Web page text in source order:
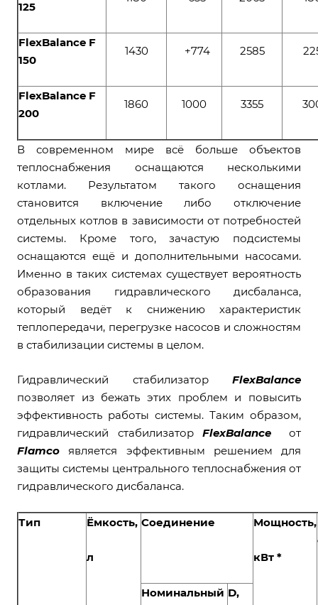
125
FlexBalance F
150
1430 +774 2585
FlexBalance F
200
1860 1000 3355
В современном мире всё больше объектов
теплоснабжения оснащаются несколькими
котлами. Результатом такого оснащения
становится включение либо отключение
отдельных котлов в зависимости от потребностей
системы. Кроме того, зачастую подсистемы
оснащаются ещё и дополнительными насосами.
Именно в таких системах существует вероятность
образования гидравлического дисбаланса,
который ведёт к снижению характеристик
теплопередачи, перегрузке насосов и сложностям
в стабилизации системы в целом.
Гидравлический стабилизатор FlexBalance
позволяет из бежать этих проблем и повысить
эффективность работы системы. Таким образом,
гидравлический стабилизатор FlexBalance от
Flamco
является эффективным решением для
защиты системы центрального теплоснабжения от
гидравлического дисбаланса.
Тип Ёмкость,
л
Соединение Мощность,
кВт *
Номинальный D,